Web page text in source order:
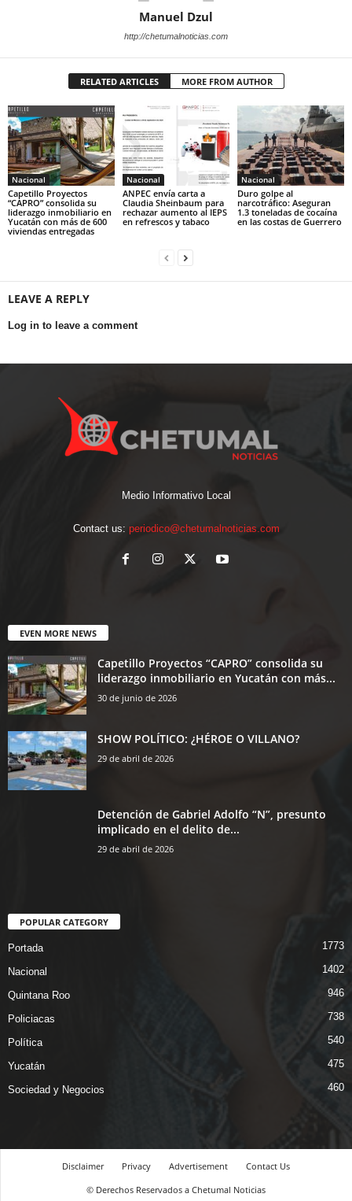
Manuel Dzul
http://chetumalnoticias.com
RELATED ARTICLES MORE FROM AUTHOR
Nacional
Capetillo Proyectos
“CAPRO” consolida su
liderazgo inmobiliario en
Yucatán con más de 600
viviendas entregadas
Nacional
ANPEC envía carta a
Claudia Sheinbaum para
rechazar aumento al IEPS
en refrescos y tabaco
Nacional
Duro golpe al
narcotráfico: Aseguran
1.3 toneladas de cocaína
en las costas de Guerrero
LEAVE A REPLY
Log in to leave a comment
Medio Informativo Local
Contact us: periodico@chetumalnoticias.com
EVEN MORE NEWS
Capetillo Proyectos “CAPRO” consolida su
liderazgo inmobiliario en Yucatán con más...
30 de junio de 2026
SHOW POLÍTICO: ¿HÉROE O VILLANO?
29 de abril de 2026
Detención de Gabriel Adolfo “N”, presunto
implicado en el delito de...
29 de abril de 2026
POPULAR CATEGORY
Portada 1773
Nacional 1402
Quintana Roo 946
Policiacas 738
Política 540
Yucatán 475
Sociedad y Negocios 460
Disclaimer Privacy Advertisement
Contact Us
© Derechos Reservados a Chetumal Noticias